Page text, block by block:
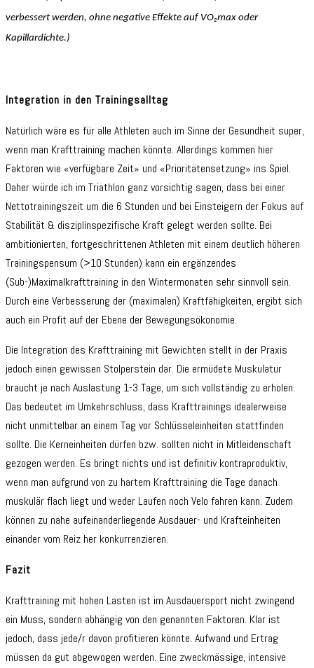
verbessert werden, ohne negative Effekte auf VO₂max oder
Kapillardichte.)
Integration in den Trainingsalltag
Natürlich wäre es für alle Athleten auch im Sinne der Gesundheit super,
wenn man Krafttraining machen könnte. Allerdings kommen hier
Faktoren wie «verfügbare Zeit» und «Prioritätensetzung» ins Spiel.
Daher würde ich im Triathlon ganz vorsichtig sagen, dass bei einer
Nettotrainingszeit um die 6 Stunden und bei Einsteigern der Fokus auf
Stabilität & disziplinspezifische Kraft gelegt werden sollte. Bei
ambitionierten, fortgeschrittenen Athleten mit einem deutlich höheren
Trainingspensum (>10 Stunden) kann ein ergänzendes
(Sub-)Maximalkrafttraining in den Wintermonaten sehr sinnvoll sein.
Durch eine Verbesserung der (maximalen) Kraftfähigkeiten, ergibt sich
auch ein Profit auf der Ebene der Bewegungsökonomie.
Die Integration des Krafttraining mit Gewichten stellt in der Praxis
jedoch einen gewissen Stolperstein dar. Die ermüdete Muskulatur
braucht je nach Auslastung 1-3 Tage, um sich vollständig zu erholen.
Das bedeutet im Umkehrschluss, dass Krafttrainings idealerweise
nicht unmittelbar an einem Tag vor Schlüsseleinheiten stattfinden
sollte. Die Kerneinheiten dürfen bzw. sollten nicht in Mitleidenschaft
gezogen werden. Es bringt nichts und ist definitiv kontraproduktiv,
wenn man aufgrund von zu hartem Krafttraining die Tage danach
muskulär flach liegt und weder Laufen noch Velo fahren kann. Zudem
können zu nahe aufeinanderliegende Ausdauer- und Krafteinheiten
einander vom Reiz her konkurrenzieren.
Fazit
Krafttraining mit hohen Lasten ist im Ausdauersport nicht zwingend
ein Muss, sondern abhängig von den genannten Faktoren. Klar ist
jedoch, dass jede/r davon profitieren könnte. Aufwand und Ertrag
müssen da gut abgewogen werden. Eine zweckmässige, intensive